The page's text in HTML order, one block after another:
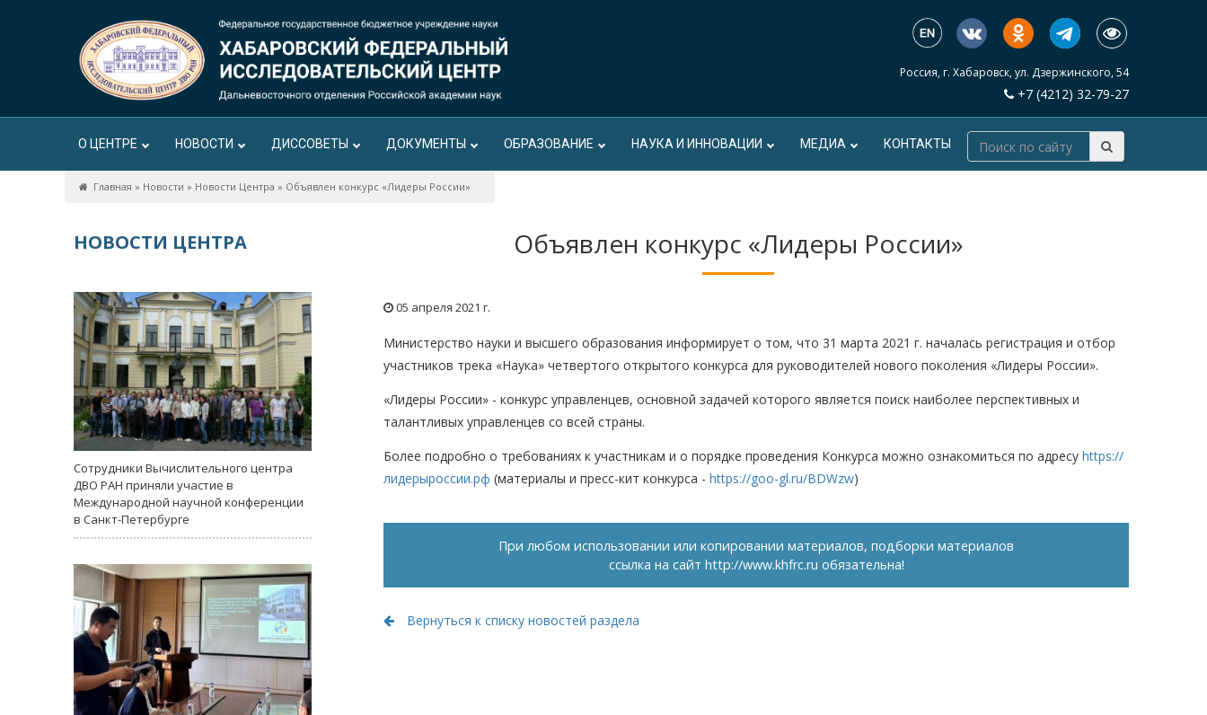
Россия, г. Хабаровск, ул. Дзержинского, 54
+7 (4212) 32-79-27
О ЦЕНТРЕ НОВОСТИ ДИССОВЕТЫ ДОКУМЕНТЫ ОБРАЗОВАНИЕ НАУКА И ИННОВАЦИИ МЕДИА КОНТАКТЫ
Главная » Новости » Новости Центра » Объявлен конкурс «Лидеры России»
Объявлен конкурс «Лидеры России»
05 апреля 2021 г.
Министерство науки и высшего образования информирует о том, что 31 марта 2021 г. началась регистрация и отбор
участников трека «Наука» четвертого открытого конкурса для руководителей нового поколения «Лидеры России».
«Лидеры России» - конкурс управленцев, основной задачей которого является поиск наиболее перспективных и
талантливых управленцев со всей страны.
Более подробно о требованиях к участникам и о порядке проведения Конкурса можно ознакомиться по адресу https://
лидерыроссии.рф (материалы и пресс-кит конкурса - https://goo-gl.ru/BDWzw)
При любом использовании или копировании материалов, подборки материалов
ссылка на сайт http://www.khfrc.ru обязательна!
Вернуться к списку новостей раздела
НОВОСТИ ЦЕНТРА
Сотрудники Вычислительного центра
ДВО РАН приняли участие в
Международной научной конференции
в Санкт-Петербурге